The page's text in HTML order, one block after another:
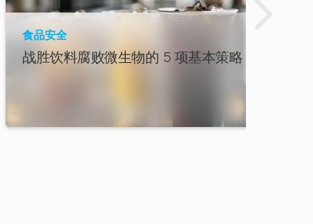
食品安全
战胜饮料腐败微生物的 5 项基本策略